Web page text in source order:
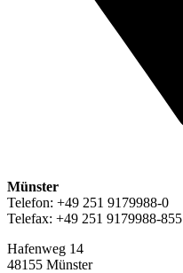
Münster
Telefon: +49 251 9179988-0
Telefax: +49 251 9179988-855
Hafenweg 14
48155 Münster